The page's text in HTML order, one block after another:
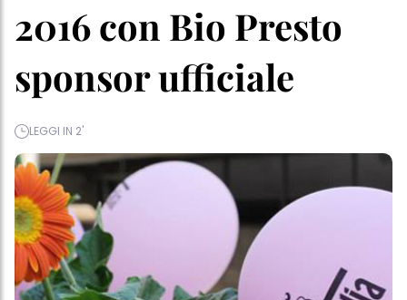
2016 con Bio Presto
sponsor ufficiale
LEGGI IN 2'